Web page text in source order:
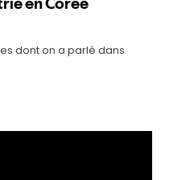
dont on a parlé dans